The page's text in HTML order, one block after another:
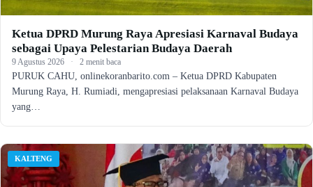
Ketua DPRD Murung Raya Apresiasi Karnaval Budaya
sebagai Upaya Pelestarian Budaya Daerah
9 Agustus 2026 · 2 menit baca
PURUK CAHU, onlinekoranbarito.com – Ketua DPRD Kabupaten
Murung Raya, H. Rumiadi, mengapresiasi pelaksanaan Karnaval Budaya
yang…
KALTENG